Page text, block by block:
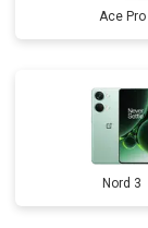
Ace Pro
Nord 3